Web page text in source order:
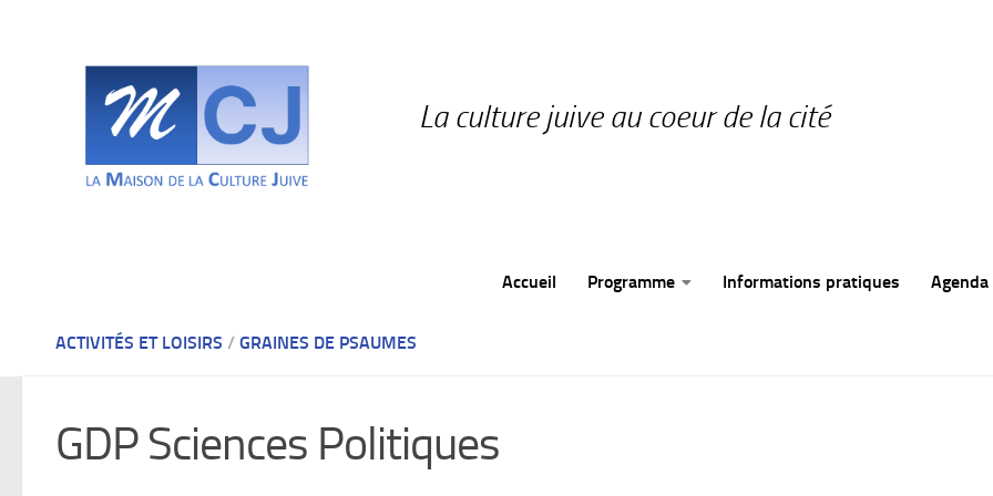
La culture juive au coeur de la cité
Accueil Programme Informations pratiques Agenda
ACTIVITÉS ET LOISIRS / GRAINES DE PSAUMES
GDP Sciences Politiques